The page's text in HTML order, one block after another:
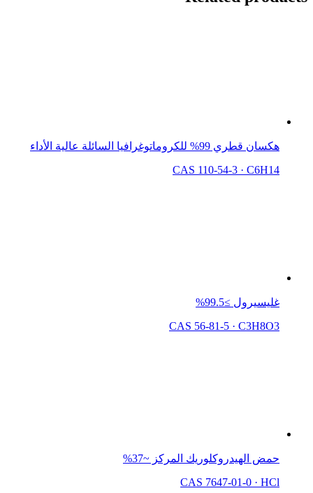
هكسان قطري 99% للكروماتوغرافيا السائلة عالية الأداء
CAS 110-54-3 · C6H14
غليسيرول ≥99.5%
CAS 56-81-5 · C3H8O3
حمض الهيدروكلوريك المركز ~37%
CAS 7647-01-0 · HCl